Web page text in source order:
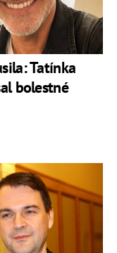
Tatínka
bolestné